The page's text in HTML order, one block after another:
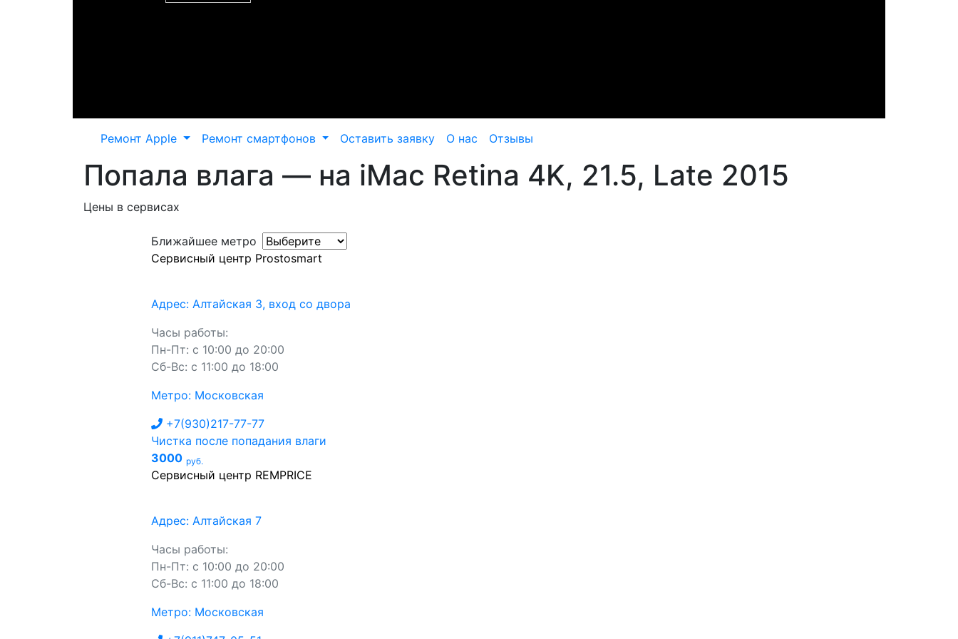
Ремонт Apple Ремонт смартфонов Оставить заявку О нас Отзывы
Попала влага — на iMac Retina 4K, 21.5, Late 2015
Цены в сервисах
Ближайшее метро
Сервисный центр Prostosmart
Адрес: Алтайская 3, вход со двора
Часы работы:
Пн-Пт: с 10:00 до 20:00
Сб-Вс: с 11:00 до 18:00
Метро: Московская
+7(930)217-77-77
Чистка после попадания влаги
3000 руб.
Сервисный центр REMPRICE
Адрес: Алтайская 7
Часы работы:
Пн-Пт: с 10:00 до 20:00
Сб-Вс: с 11:00 до 18:00
Метро: Московская